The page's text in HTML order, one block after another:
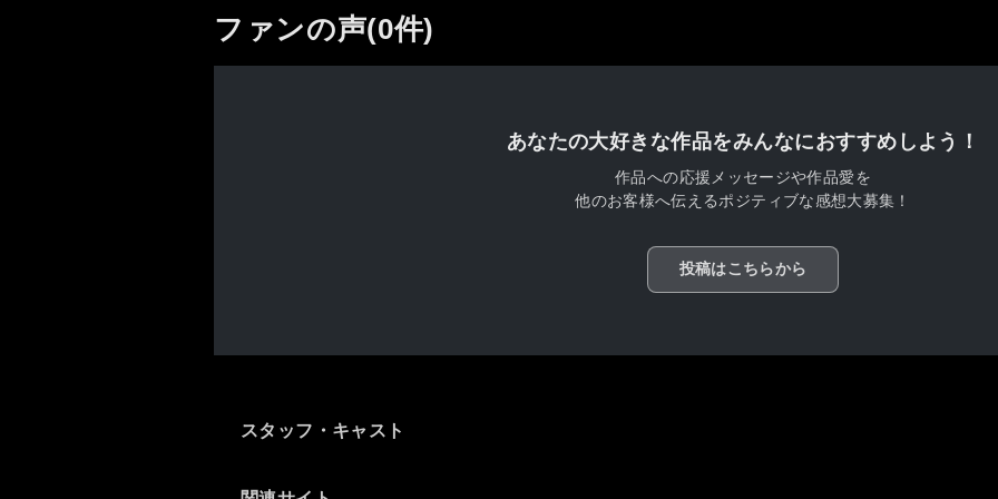
ファンの声(0件)
あなたの大好きな作品をみんなにおすすめしよう！
作品への応援メッセージや作品愛を
他のお客様へ伝えるポジティブな感想大募集！
投稿はこちらから
スタッフ・キャスト